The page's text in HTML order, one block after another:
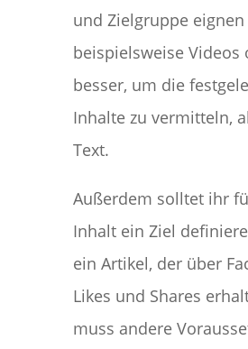
und Zielgruppe eignen
beispielsweise Videos
besser, um die
Inhalte zu vermitteln,
Text.
Außerdem solltet ihr
Inhalt ein Ziel
ein Artikel, der über
Likes und Shares
muss andere